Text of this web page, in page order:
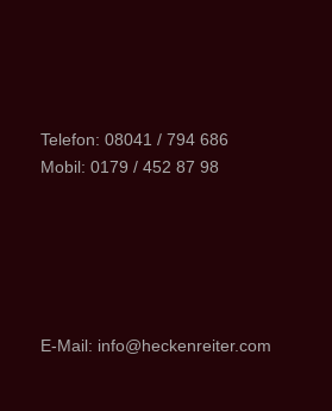
Telefon: 08041 / 794 686
Mobil: 0179 / 452 87 98
E-Mail: info@heckenreiter.com